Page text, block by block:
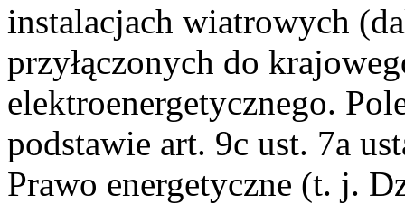
instalacjach wiatrowych
przyłączonych do
elektroenergetycznego.
podstawie art. 9c ust. 7a
Prawo energetyczne (t. j.